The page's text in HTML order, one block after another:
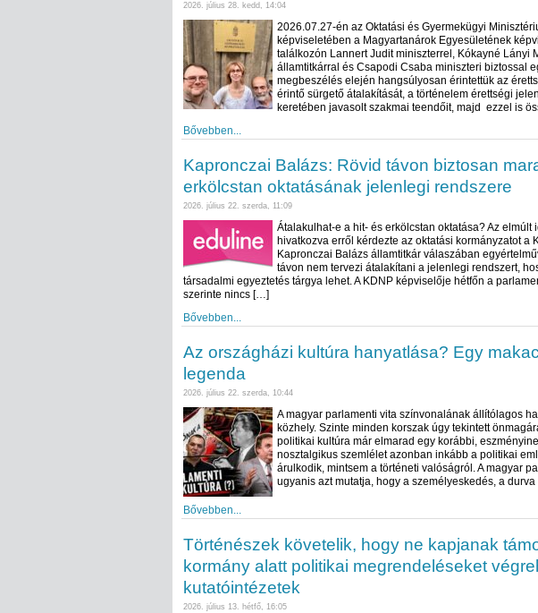
2026. július 28. kedd, 14:04
2026.07.27-én az Oktatási és Gyermekügyi
képviseletében a Magyartanárok Egyesületének
találkozón Lannert Judit miniszterrel, Kókayné Lányi
államtitkárral és Csapodi Csaba miniszteri biztossal
megbeszélés elején hangsúlyosan érintettük az
érintő sürgető átalakítását, a történelem érettségi
keretében javasolt szakmai teendőit, majd ezzel is
Bővebben...
Kapronczai Balázs: Rövid távon biztosan
erkölcstan oktatásának jelenlegi rendszere
2026. július 22. szerda, 11:09
Átalakulhat-e a hit- és erkölcstan oktatása? Az elmúlt
hivatkozva erről kérdezte az oktatási kormányzatot a
Kapronczai Balázs államtitkár válaszában
távon nem tervezi átalakítani a jelenlegi rendszert,
társadalmi egyeztetés tárgya lehet. A KDNP képviselője hétfőn a
szerinte nincs […]
Bővebben...
Az országházi kultúra hanyatlása? Egy
legenda
2026. július 22. szerda, 10:44
A magyar parlamenti vita színvonalának állítólagos
közhely. Szinte minden korszak úgy tekintett
politikai kultúra már elmarad egy korábbi,
nosztalgikus szemlélet azonban inkább a politikai
árulkodik, mintsem a történeti valóságról. A magyar
ugyanis azt mutatja, hogy a személyeskedés, a
Bővebben...
Történészek követelik, hogy ne kapjanak
kormány alatt politikai megrendeléseket
kutatóintézetek
2026. július 13. hétfő, 16:05